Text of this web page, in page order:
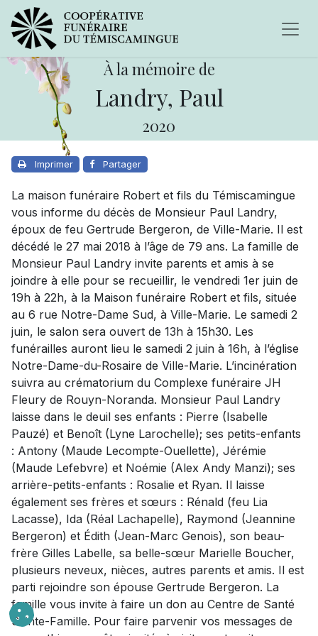
À la mémoire de
Landry, Paul
2020
Imprimer Partager
La maison funéraire Robert et fils du Témiscamingue
vous informe du décès de Monsieur Paul Landry,
époux de feu Gertrude Bergeron, de Ville-Marie. Il est
décédé le 27 mai 2018 à l’âge de 79 ans. La famille de
Monsieur Paul Landry invite parents et amis à se
joindre à elle pour se recueillir, le vendredi 1er juin de
19h à 22h, à la Maison funéraire Robert et fils, située
au 6 rue Notre-Dame Sud, à Ville-Marie. Le samedi 2
juin, le salon sera ouvert de 13h à 15h30. Les
funérailles auront lieu le samedi 2 juin à 16h, à l’église
Notre-Dame-du-Rosaire de Ville-Marie. L’incinération
suivra au crématorium du Complexe funéraire JH
Fleury de Rouyn-Noranda. Monsieur Paul Landry
laisse dans le deuil ses enfants : Pierre (Isabelle
Pauzé) et Benoît (Lyne Larochelle); ses petits-enfants
: Antony (Maude Lecompte-Ouellette), Jérémie
(Maude Lefebvre) et Noémie (Alex Andy Manzi); ses
arrière-petits-enfants : Rosalie et Ryan. Il laisse
également ses frères et sœurs : Rénald (feu Lia
Lacasse), Ida (Réal Lachapelle), Raymond (Jeannine
Bergeron) et Édith (Jean-Marc Genois), son beau-
frère Gilles Labelle, sa belle-sœur Marielle Boucher,
plusieurs neveux, nièces, autres parents et amis. Il est
parti rejoindre son épouse Gertrude Bergeron. La
famille vous invite à faire un don au Centre de Santé
Sainte-Famille. Pour faire parvenir vos messages de